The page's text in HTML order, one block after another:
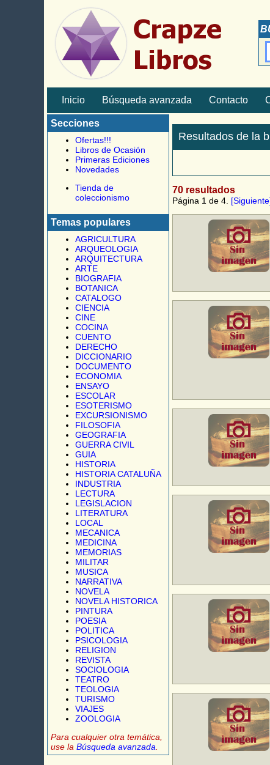
Inicio Búsqueda avanzada Contacto
Secciones
Ofertas!!!
Libros de Ocasión
Primeras Ediciones
Novedades
Tienda de
coleccionismo
Temas populares
AGRICULTURA
ARQUEOLOGIA
ARQUITECTURA
ARTE
BIOGRAFIA
BOTANICA
CATALOGO
CIENCIA
CINE
COCINA
CUENTO
DERECHO
DICCIONARIO
DOCUMENTO
ECONOMIA
ENSAYO
ESCOLAR
ESOTERISMO
EXCURSIONISMO
FILOSOFIA
GEOGRAFIA
GUERRA CIVIL
GUIA
HISTORIA
HISTORIA CATALUÑA
INDUSTRIA
LECTURA
LEGISLACION
LITERATURA
LOCAL
MECANICA
MEDICINA
MEMORIAS
MILITAR
MUSICA
NARRATIVA
NOVELA
NOVELA HISTORICA
PINTURA
POESIA
POLITICA
PSICOLOGIA
RELIGION
REVISTA
SOCIOLOGIA
TEATRO
TEOLOGIA
TURISMO
VIAJES
ZOOLOGIA
Para cualquier otra temática,
use la Búsqueda avanzada
Resultados de la
70 resultados
Página 1 de 4.